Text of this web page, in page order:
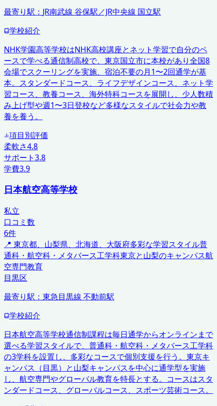
最寄り駅： JR南武線 谷保駅／JR中央線 国立駅
学校紹介
NHK学園高等学校はNHK高校講座とネット学習で自分のペ
ースで学べる通信制高校で、東京国立市に本校があり全国8
会場でスクーリングを実施、宿泊不要の月1〜2回通学が基
本。スタンダードコース、ライフデザインコース、ネット学
習コース、教養コース、海外特科コースを展開し、少人数積
み上げ型や週1〜3日登校など多様なスタイルで社会力や教
養を養う。
項目別評価
柔軟さ4.8
サポート3.8
学費3.9
日本航空高等学校
私立
口コミ数
6件
📍 東京都、山梨県、北海道、大阪府多彩な学習スタイル普
通科・航空科・メタバース工学科東京と山梨のキャンパス航
空専門教育
目黒区
最寄り駅： 東急目黒線 不動前駅
学校紹介
日本航空高等学校通信制課程は毎日通学からオンラインまで
選べる学習スタイルで、普通科・航空科・メタバース工学科
の3学科を設置し、多彩なコースで個別支援を行う。東京キ
ャンパス（目黒）と山梨キャンパスを中心に通学型を実施
し、航空専門やグローバル教育を特長とする。コースはスタ
ンダードコース、グローバルコース、スポーツ芸術コース。